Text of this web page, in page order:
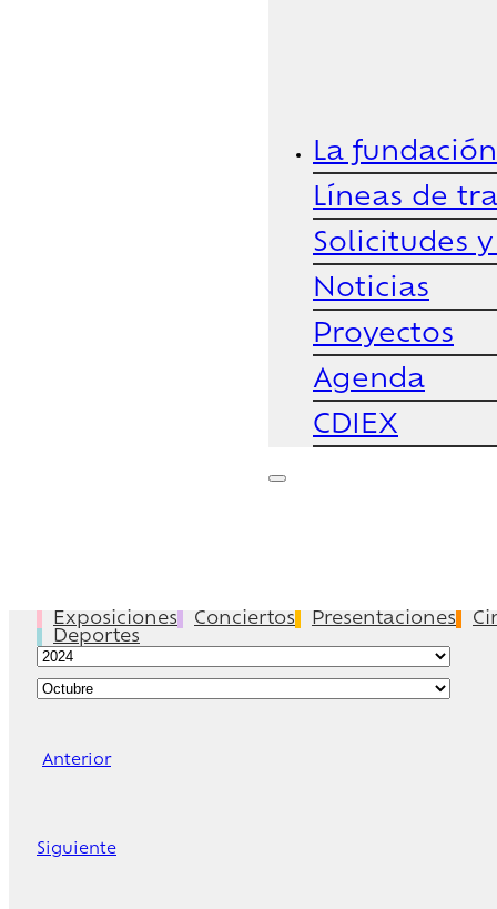
La fundación
Líneas de
Solicitudes
Noticias
Proyectos
Agenda
CDIEX
Exposiciones Conciertos Presentaciones
Deportes
Anterior
Siguiente